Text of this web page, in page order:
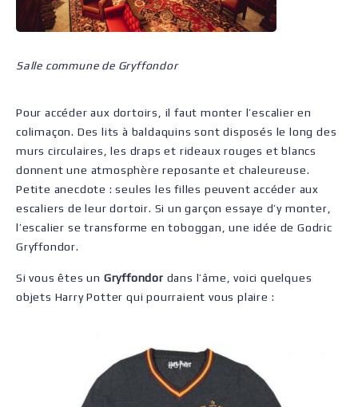
Salle commune de Gryffondor
Pour accéder aux dortoirs, il faut monter l’escalier en
colimaçon. Des lits à baldaquins sont disposés le long des
murs circulaires, les draps et rideaux rouges et blancs
donnent une atmosphère reposante et chaleureuse.
Petite anecdote : seules les filles peuvent accéder aux
escaliers de leur dortoir. Si un garçon essaye d’y monter,
l’escalier se transforme en toboggan, une idée de Godric
Gryffondor.
Si vous êtes un Gryffondor dans l’âme, voici quelques
objets Harry Potter qui pourraient vous plaire :